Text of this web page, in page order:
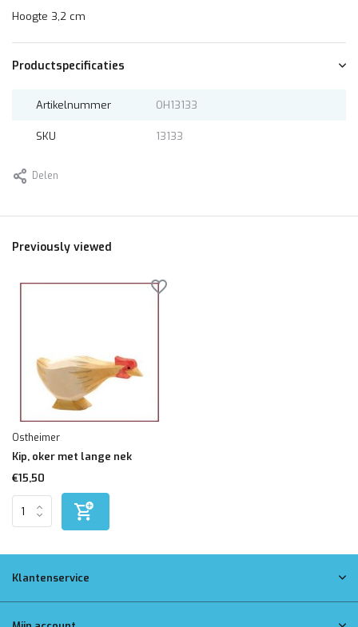
Hoogte 3,2 cm
Productspecificaties
Artikelnummer OH13133
SKU 13133
Delen
Previously viewed
Ostheimer
Kip, oker met lange nek
€15,50
Klantenservice